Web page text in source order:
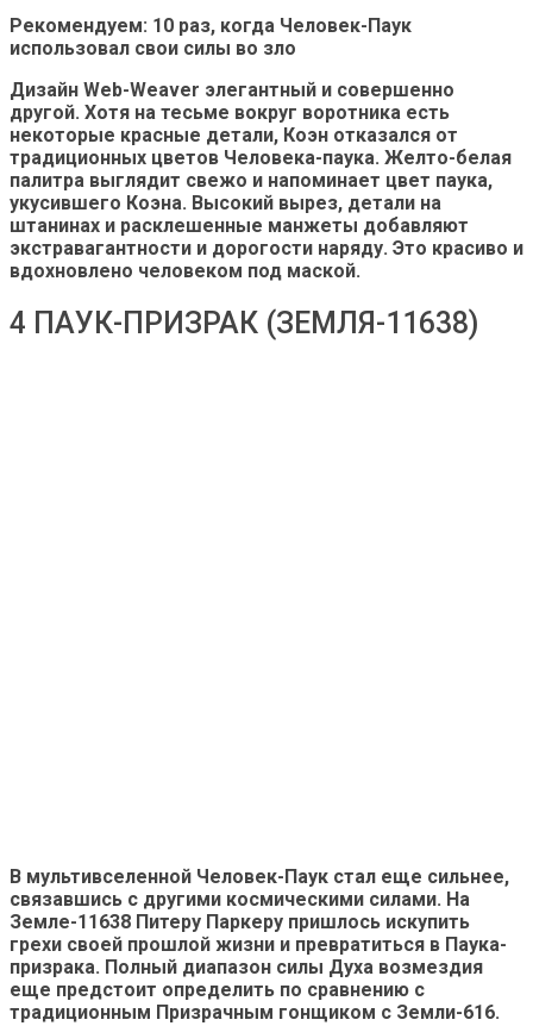
​​​​​​​​Рекомендуем: 10 раз, когда Человек-Паук
использовал свои силы во зло
Дизайн Web-Weaver элегантный и совершенно
другой. Хотя на тесьме вокруг воротника есть
некоторые красные детали, Коэн отказался от
традиционных цветов Человека-паука. Желто-белая
палитра выглядит свежо и напоминает цвет паука,
укусившего Коэна. Высокий вырез, детали на
штанинах и расклешенные манжеты добавляют
экстравагантности и дорогости наряду. Это красиво и
вдохновлено человеком под маской.
4 ПАУК-ПРИЗРАК (ЗЕМЛЯ-11638)
В мультивселенной Человек-Паук стал еще сильнее,
связавшись с другими космическими силами. На
Земле-11638 Питеру Паркеру пришлось искупить
грехи своей прошлой жизни и превратиться в Паука-
призрака. Полный диапазон силы Духа возмездия
еще предстоит определить по сравнению с
традиционным Призрачным гонщиком с Земли-616.